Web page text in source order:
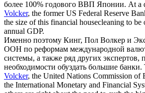
более 100% годового ВВП Японии. At a
Volcker, the former US Federal Reserve
the size of this financial housecleaning to be
annual GDP.
Именно поэтому Кинг, Пол Волкер и
ООН по реформам международной
системы, а также ряд других
необходимости обуздать большие банки.
Volcker, the United Nations Commission of
the International Monetary and Financial